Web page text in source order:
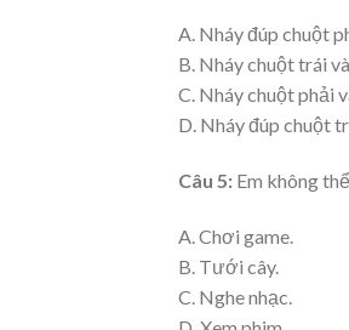
A. Nháy đúp chuột
B. Nháy chuột trái
C. Nháy chuột phải
D. Nháy đúp chuột
Câu 5: Em không
A. Chơi game.
B. Tưới cây.
C. Nghe nhạc.